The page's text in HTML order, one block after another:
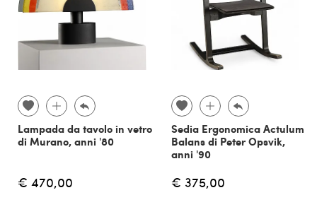
Lampada da tavolo in vetro
di Murano, anni '80
€ 470,00
Sedia Ergonomica Actulum
Balans di Peter Opsvik,
anni '90
€ 375,00